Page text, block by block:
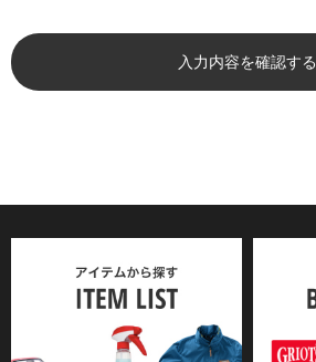
入力内容を確認する